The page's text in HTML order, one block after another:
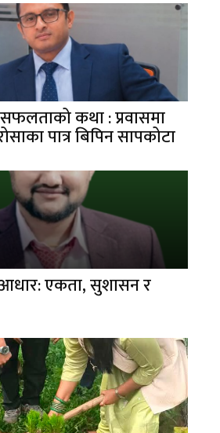
कथा : प्रवासमा
पात्र बिपिन सापकोटा
एकता, सुशासन र